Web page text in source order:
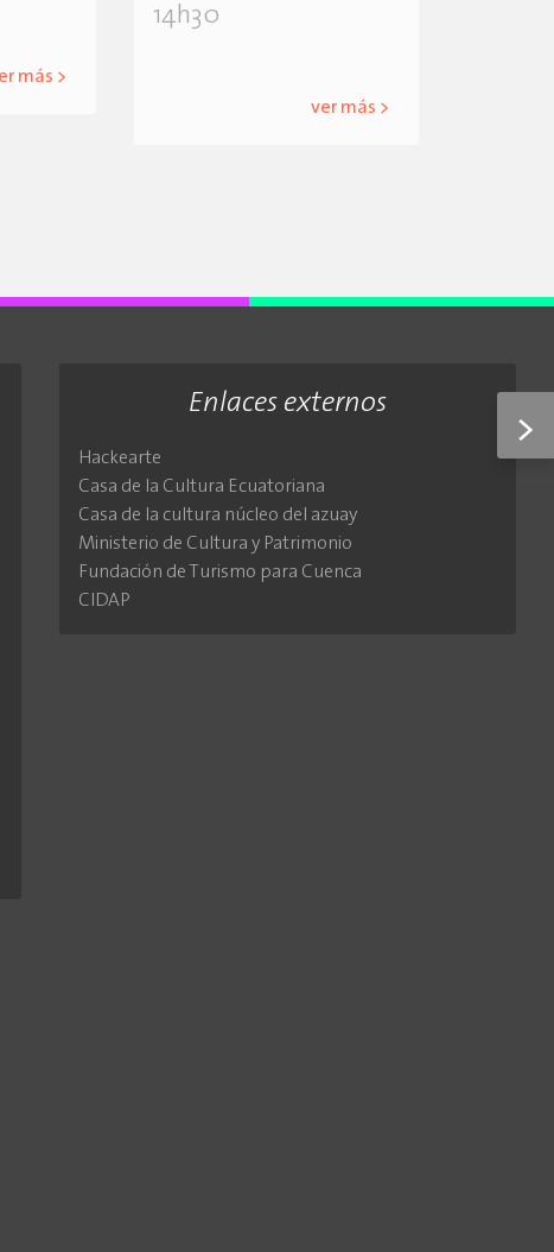
>
más >
14h30
ver más >
Enlaces externos
Hackearte
Casa de la Cultura Ecuatoriana
Casa de la cultura núcleo del azuay
Ministerio de Cultura y Patrimonio
Fundación de Turismo para Cuenca
CIDAP